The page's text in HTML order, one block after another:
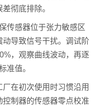
彻底排除。
传感器位于张力敏感区
动导致信号干扰。调试阶
，观察曲线波动，再逐
准值。
在初次使用时习惯沿用
控制器的传感器零点校准